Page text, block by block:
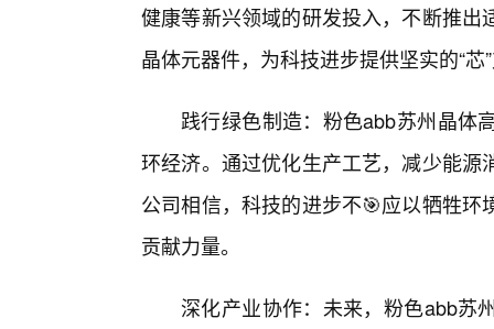
健康等新兴领域的研发投入，不断推
晶体元器件，为科技进步提供坚实的“芯
践行绿色制造：粉色abb苏州晶体
环经济。通过优化生产工艺，减少能
公司相信，科技的进步不🎯应以牺牲
贡献力量。
深化产业协作：未来，粉色abb苏